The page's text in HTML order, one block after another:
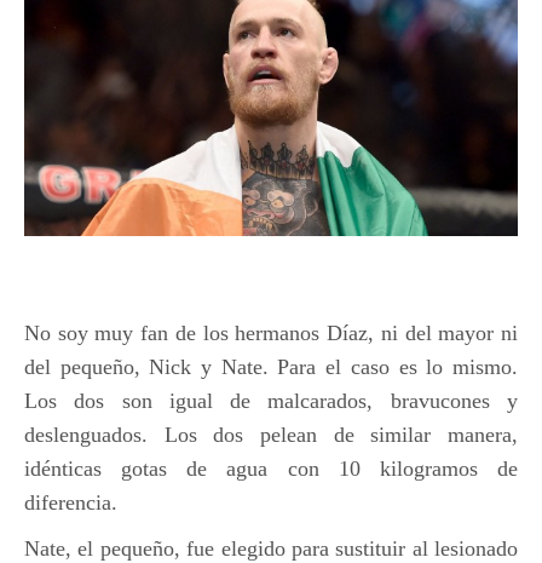
No soy muy fan de los hermanos Díaz, ni del mayor ni
del pequeño, Nick y Nate. Para el caso es lo mismo.
Los dos son igual de malcarados, bravucones y
deslenguados. Los dos pelean de similar manera,
idénticas gotas de agua con 10 kilogramos de
diferencia.
Nate, el pequeño, fue elegido para sustituir al lesionado